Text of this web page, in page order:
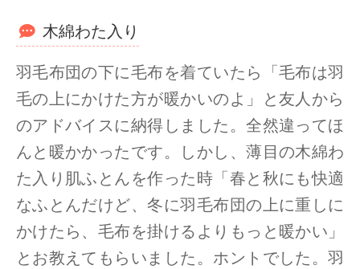
木綿わた入り
羽毛布団の下に毛布を着ていたら「毛布は羽
毛の上にかけた方が暖かいのよ」と友人から
のアドバイスに納得しました。全然違ってほ
んと暖かかったです。しかし、薄目の木綿わ
た入り肌ふとんを作った時「春と秋にも快適
なふとんだけど、冬に羽毛布団の上に重しに
かけたら、毛布を掛けるよりもっと暖かい」
とお教えてもらいました。ホントでした。羽